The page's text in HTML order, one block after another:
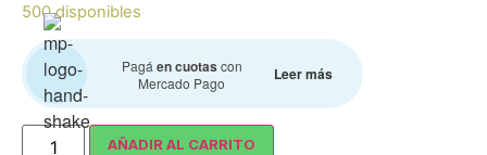
500 disponibles
Pagáen cuotas con
Mercado Pago
Leer más
AÑADIR AL CARRITO